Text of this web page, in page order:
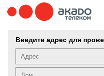
Введите адрес для